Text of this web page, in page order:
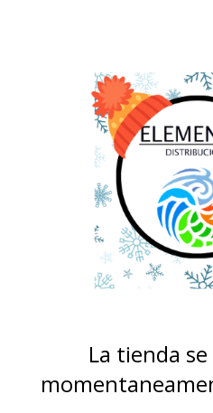
La tienda